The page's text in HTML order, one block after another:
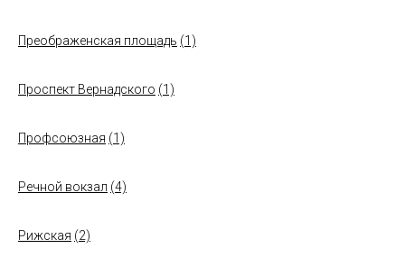
Преображенская площадь (1)
Проспект Вернадского (1)
Профсоюзная (1)
Речной вокзал (4)
Рижская (2)